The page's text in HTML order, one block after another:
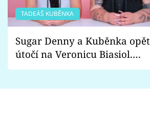
TADEÁŠ KUBĚNKA
Sugar Denny a Kuběnka opět
útočí na Veronicu Biasiol.
Proč je podle nich falešná a